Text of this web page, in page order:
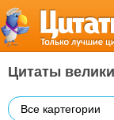
Цитаты
Все картегории